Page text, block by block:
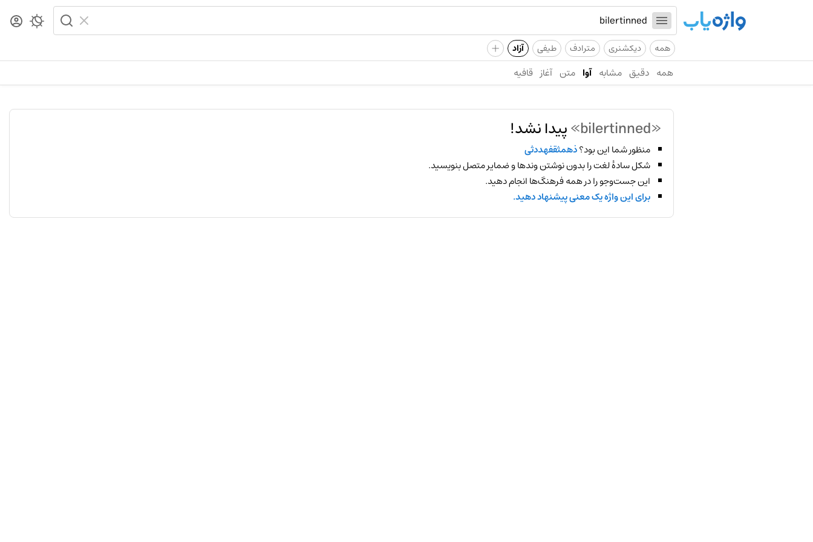
همه دیکشنری مترادف طیفی آزاد +
همه دقیق مشابه آوا متن آغاز قافیه
«bilertinned» پیدا نشد!
منظور شما این بود؟ذهمثقفهددثی
شکل سادهٔ لغت را بدون نوشتن وندها و ضمایر متصل بنویسید.
این جست‌وجو را در همه فرهنگ‌ها انجام دهید.
برای این واژه یک معنی پیشنهاد دهید.